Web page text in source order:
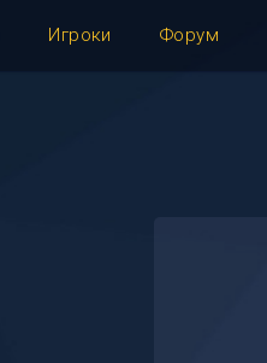
Игроки Форум